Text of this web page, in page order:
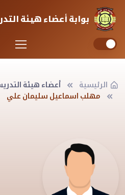
بوابة أعضاء هيئة
الرئيسية
أعضاء هيئة
مهلب اسماعيل سليمان علي